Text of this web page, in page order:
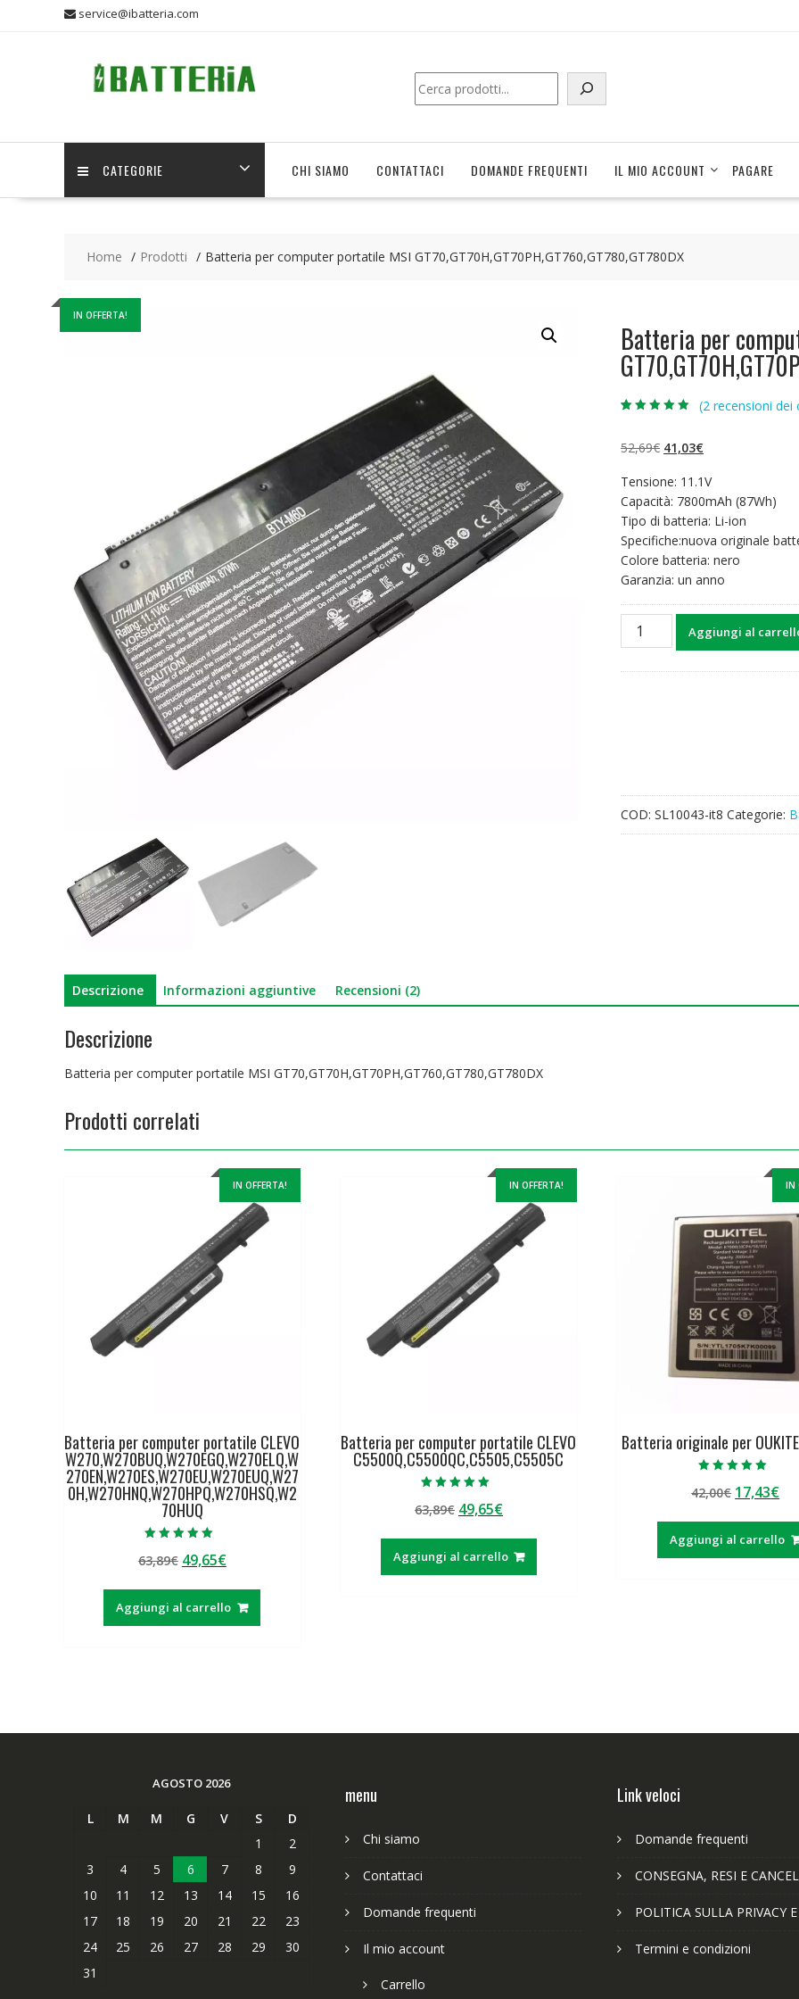
service@ibatteria.com
Cerca
CATEGORIE CHI SIAMO CONTATTACI DOMANDE FREQUENTI IL MIO ACCOUNT PAGARE
Home Prodotti Batteria per computer portatile MSI GT70,GT70H,GT70PH,GT760,GT780,GT780DX
IN OFFERTA!
Batteria per
base di
recensioni
(2 recensioni dei
52,69€ Il
originale
era:
52,69€.
41,03€Il
attuale
è:
41,03€.
Tensione: 11.1V
Capacità: 7800mAh (87Wh)
Tipo di batteria: Li-ion
Specifiche:nuova originale
Colore batteria: nero
Garanzia: un anno
Batteria
Aggiungi al
COD: SL10043-it8 Categorie:
Descrizione Informazioni aggiuntive Recensioni (2)
Descrizione
Batteria per computer portatile MSI GT70,GT70H,GT70PH,GT760,GT780,GT780DX
Prodotti correlati
IN OFFERTA!
Batteria per computer portatile CLEVO
W270,W270BUQ,W270EGQ,W270ELQ,W
270EN,W270ES,W270EU,W270EUQ,W27
0H,W270HNQ,W270HPQ,W270HSQ,W2
70HUQ
5.00
su 5
63,89€ Il
originale
era:
49,65€Il
attuale
è:
Aggiungi al carrello
IN OFFERTA!
Batteria per computer portatile CLEVO
C5500Q,C5500QC,C5505,C5505C
5.00
su 5
63,89€ Il
originale
era:
49,65€Il
attuale
è:
Aggiungi al carrello
IN
Batteria originale per
5.00
su 5
42,00€ Il
originale
era:
17,43€Il
è:
Aggiungi al carrello
AGOSTO 2026
L M M G V S
D
1
2
3
4 5 6 7 8
9
10
11 12 13 14 15
16
17
18 19 20 21 22
23
24
25 26 27 28 29
30
31
menu
Chi siamo
Contattaci
Domande frequenti
Il mio account
Carrello
Link veloci
Domande frequenti
CONSEGNA, RESI E
POLITICA SULLA PRIVACY
Termini e condizioni